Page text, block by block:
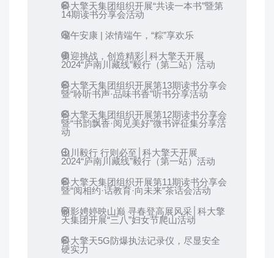
科大擎天集团组织开展“共读一本书”暨第
14期读书分享会活动
端午安康 | 浓情端午，“粽”享欢乐
勇迎挑战，创造精彩│科大擎天开展
2024“庐南川藏线”毅行（第二站）活动
科大擎天集团组织开展第13期读书分享会
暨“聆听书声·品味书香”听书分享活动
科大擎天集团组织开展第12期读书分享会
暨“书韵飘香·阅见美好”微书评征集分享活
动
山川毅行 行则必至│科大擎天开展
2024“庐南川藏线”毅行（第一站）活动
科大擎天集团组织开展第11期读书分享会
暨“阅相约·话教育·向未来”茶话会活动
丽影娉婷映山巅 寻春登高展风采│科大擎
天集团开展“三八”妇女节爬山活动
科大擎天5G防爆执法记录仪，尽显安全
硬实力